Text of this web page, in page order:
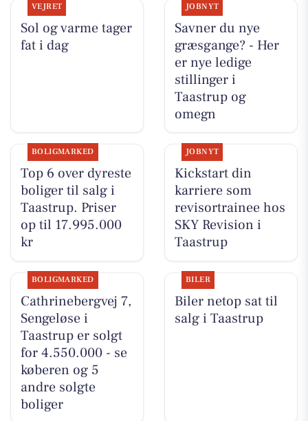
VEJRET
Sol og varme tager
fat i dag
JOBNYT
Savner du nye
græsgange? - Her
er nye ledige
stillinger i
Taastrup og
omegn
BOLIGMARKED
Top 6 over dyreste
boliger til salg i
Taastrup. Priser
op til 17.995.000
kr
JOBNYT
Kickstart din
karriere som
revisortrainee hos
SKY Revision i
Taastrup
BOLIGMARKED
Cathrinebergvej 7,
Sengeløse i
Taastrup er solgt
for 4.550.000 - se
køberen og 5
andre solgte
boliger
BILER
Biler netop sat til
salg i Taastrup